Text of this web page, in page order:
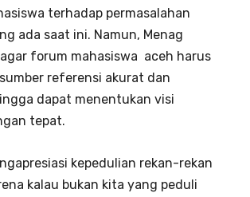
terhadap permasalahan
ada saat ini. Namun, Menag
forum mahasiswa aceh harus
referensi akurat dan
dapat menentukan visi
tepat.
kepedulian rekan-rekan
kalau bukan kita yang peduli